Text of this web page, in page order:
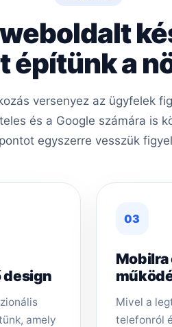
építünk a
versenyez az ügyfelek
és a Google számára is
egyszerre vesszük
design
amely
03
Mivel a
telefonról